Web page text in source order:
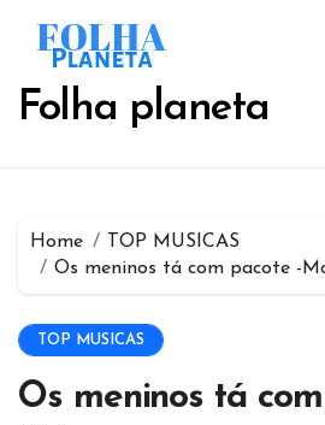
conteúdo
Folha planeta
Home
TOP MUSICAS
Os meninos tá com pacote -
TOP MUSICAS
Os meninos tá